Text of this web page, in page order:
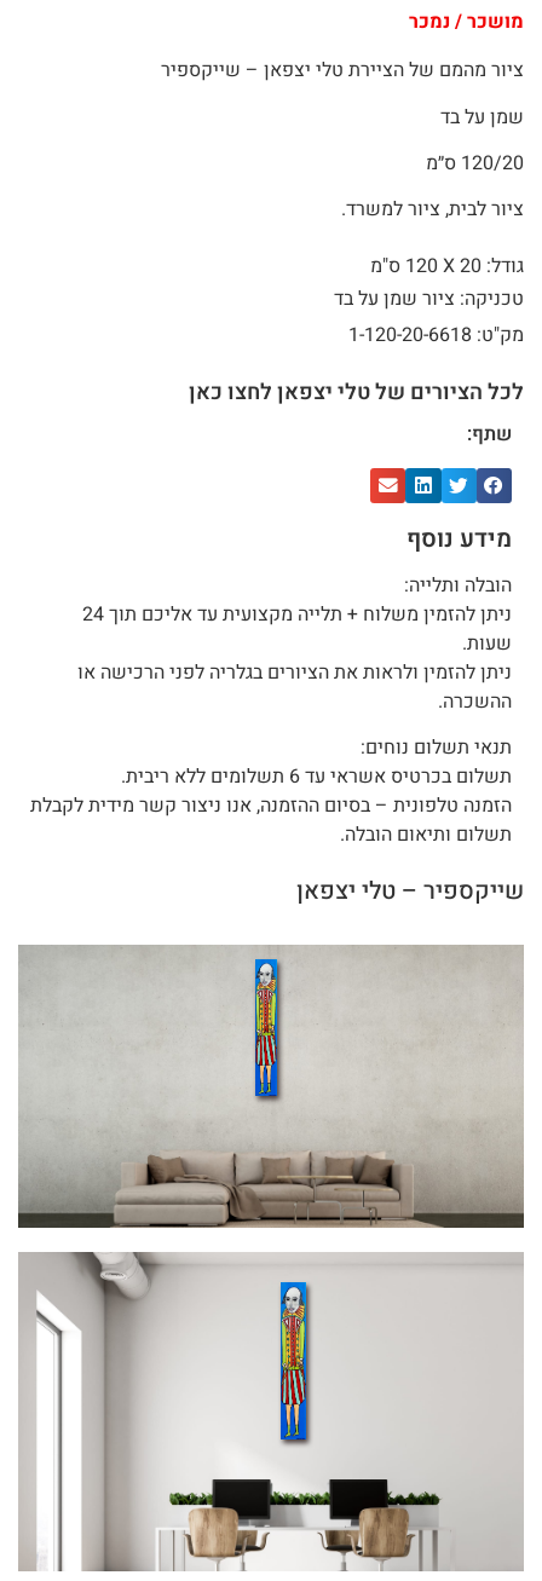
מושכר / נמכר
ציור מהמם של הציירת טלי יצפאן – שייקספיר
שמן על בד
120/20 ס״מ
ציור לבית, ציור למשרד.
גודל: 20 X
120 ס"מ
טכניקה: ציור שמן על בד
מק"ט: 1-120-20-6618
לכל הציורים של טלי יצפאן לחצו כאן
שתף:
מידע נוסף
הובלה ותלייה:
ניתן להזמין משלוח + תלייה מקצועית עד אליכם תוך 24
שעות.
ניתן להזמין ולראות את הציורים בגלריה לפני הרכישה או
ההשכרה.
תנאי תשלום נוחים:
תשלום בכרטיס אשראי עד 6 תשלומים ללא ריבית.
הזמנה טלפונית – בסיום ההזמנה, אנו ניצור קשר מידית לקבלת
תשלום ותיאום הובלה.
שייקספיר – טלי יצפאן